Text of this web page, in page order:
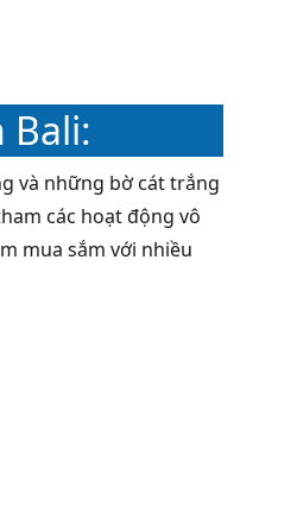
và những bờ cát trắng
các hoạt động vô
mua sắm với nhiều